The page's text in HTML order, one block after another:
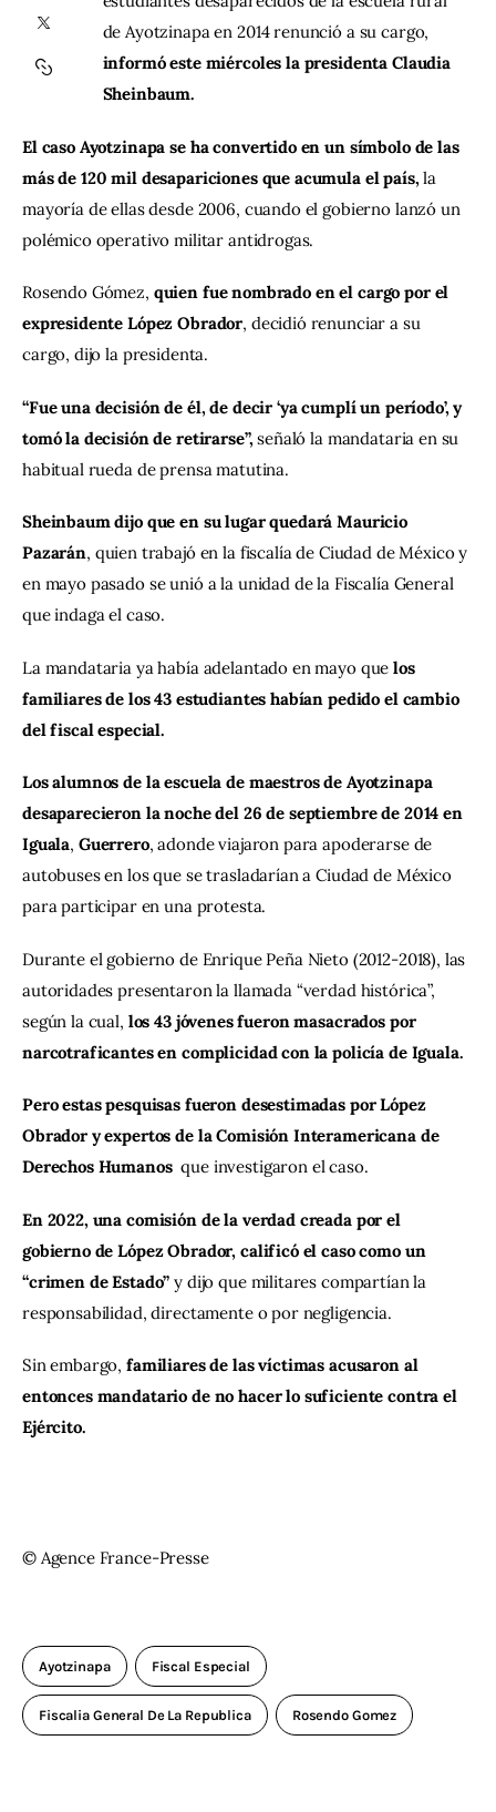
Contacto
de Ayotzinapa en 2014 renunció a su cargo,
informó este miércoles la presidenta Claudia
Sheinbaum.
El caso Ayotzinapa se ha convertido en un símbolo de las
más de 120 mil desapariciones que acumula el país, la
mayoría de ellas desde 2006, cuando el gobierno lanzó un
polémico operativo militar antidrogas.
Rosendo Gómez, quien fue nombrado en el cargo por el
expresidente López Obrador, decidió renunciar a su
cargo, dijo la presidenta.
“Fue una decisión de él, de decir ‘ya cumplí un período’, y
tomó la decisión de retirarse”, señaló la mandataria en su
habitual rueda de prensa matutina.
Sheinbaum dijo que en su lugar quedará Mauricio
Pazarán, quien trabajó en la fiscalía de Ciudad de México y
en mayo pasado se unió a la unidad de la Fiscalía General
que indaga el caso.
La mandataria ya había adelantado en mayo que los
familiares de los 43 estudiantes habían pedido el cambio
del fiscal especial.
Los alumnos de la escuela de maestros de Ayotzinapa
desaparecieron la noche del 26 de septiembre de 2014 en
Iguala, Guerrero, adonde viajaron para apoderarse de
autobuses en los que se trasladarían a Ciudad de México
para participar en una protesta.
Durante el gobierno de Enrique Peña Nieto (2012-2018), las
autoridades presentaron la llamada “verdad histórica”,
según la cual, los 43 jóvenes fueron masacrados por
narcotraficantes en complicidad con la policía de Iguala.
Pero estas pesquisas fueron desestimadas por López
Obrador y expertos de la Comisión Interamericana de
Derechos Humanos que investigaron el caso.
En 2022, una comisión de la verdad creada por el
gobierno de López Obrador, calificó el caso como un
“crimen de Estado” y dijo que militares compartían la
responsabilidad, directamente o por negligencia.
Sin embargo, familiares de las víctimas acusaron al
entonces mandatario de no hacer lo suficiente contra el
Ejército.
© Agence France-Presse
Ayotzinapa Fiscal Especial
Fiscalia General De La Republica Rosendo Gomez